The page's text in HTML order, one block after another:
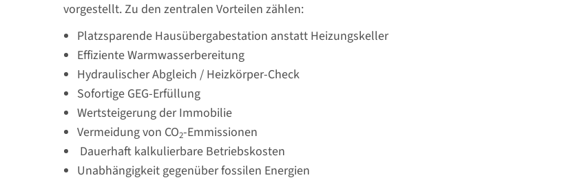
vorgestellt. Zu den zentralen Vorteilen zählen:
Platzsparende Hausübergabestation anstatt Heizungskeller
Effiziente Warmwasserbereitung
Hydraulischer Abgleich / Heizkörper-Check
Sofortige GEG-Erfüllung
Wertsteigerung der Immobilie
Vermeidung von CO2-Emmissionen
Dauerhaft kalkulierbare Betriebskosten
Unabhängigkeit gegenüber fossilen Energien